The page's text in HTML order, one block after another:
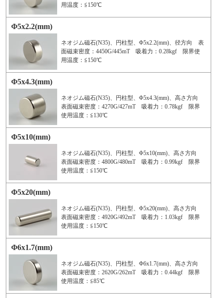
用温度：≦150℃
Φ5x2.2(mm)
ネオジム磁石(N35)、円柱型、Φ5x2.2(mm)、径方向 表
面磁束密度：4450G/445mT 吸着力：0.28kgf 限界使
用温度：≦150℃
Φ5x4.3(mm)
ネオジム磁石(N35)、円柱型、Φ5x4.3(mm)、高さ方向
表面磁束密度：4270G/427mT 吸着力：0.78kgf 限界
使用温度：≦130℃
Φ5x10(mm)
ネオジム磁石(N35)、円柱型、Φ5x10(mm)、高さ方向
表面磁束密度：4800G/480mT 吸着力：0.99kgf 限界
使用温度：≦150℃
Φ5x20(mm)
ネオジム磁石(N35)、円柱型、Φ5x20(mm)、高さ方向
表面磁束密度：4920G/492mT 吸着力：1.03kgf 限界
使用温度：≦150℃
Φ6x1.7(mm)
ネオジム磁石(N35)、円柱型、Φ6x1.7(mm)、高さ方向
表面磁束密度：2620G/262mT 吸着力：0.44kgf 限界
使用温度：≦85℃